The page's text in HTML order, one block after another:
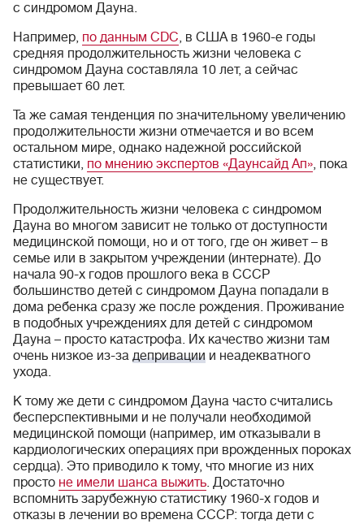
с синдромом Дауна.
Например, по данным CDC, в США в 1960-е годы
средняя продолжительность жизни человека с
синдромом Дауна составляла 10 лет, а сейчас
превышает 60 лет.
Та же самая тенденция по значительному увеличению
продолжительности жизни отмечается и во всем
остальном мире, однако надежной российской
статистики, по мнению экспертов «Даунсайд Ап», пока
не существует.
Продолжительность жизни человека с синдромом
Дауна во многом зависит не только от доступности
медицинской помощи, но и от того, где он живет – в
семье или в закрытом учреждении (интернате). До
начала 90-х годов прошлого века в СССР
большинство детей с синдромом Дауна попадали в
дома ребенка сразу же после рождения. Проживание
в подобных учреждениях для детей с синдромом
Дауна – просто катастрофа. Их качество жизни там
очень низкое из-за депривации и неадекватного
ухода.
К тому же дети с синдромом Дауна часто считались
бесперспективными и не получали необходимой
медицинской помощи (например, им отказывали в
кардиологических операциях при врожденных пороках
сердца). Это приводило к тому, что многие из них
просто не имели шанса выжить. Достаточно
вспомнить зарубежную статистику 1960-х годов и
отказы в лечении во времена СССР: тогда дети с